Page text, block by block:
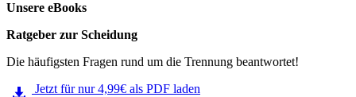
Unsere eBooks
Ratgeber zur Scheidung
Die häufigsten Fragen rund um die Trennung beantwortet!
Jetzt für nur 4,99€ als PDF laden